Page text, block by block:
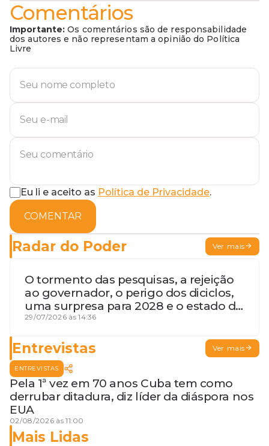
Comentários
Importante: Os comentários são de responsabilidade
dos autores e não representam a opinião do Política
Livre
Eu li e aceito as Política de Privacidade.
COMENTAR
Radar do Poder Ver mais
O tormento das pesquisas, a rejeição
ao governador, o perigo dos diciclos,
uma surpresa para 2028 e o estado de
terceira guerra mundial
29/07/2026 às 14:36
Entrevistas Ver mais
ENTREVISTAS
Pela 1ª vez em 70 anos Cuba tem como
derrubar ditadura, diz líder da diáspora nos
EUA
02/08/2026 às 11:00
Mais Lidas